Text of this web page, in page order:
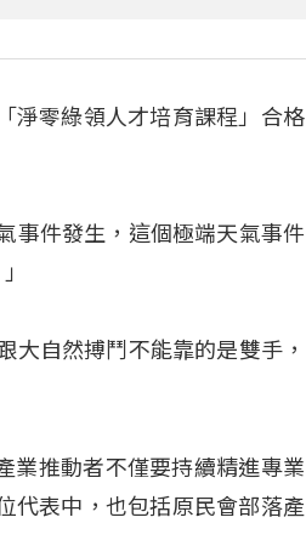
淨零綠領人才培育課程」合格
事件發生，這個極端天氣事件
大自然搏鬥不能靠的是雙手，
業推動者不僅要持續精進專業
代表中，也包括原民會部落產